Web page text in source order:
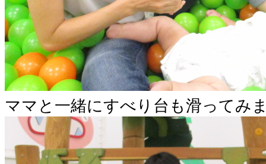
ママと一緒にすべり台も滑ってみ